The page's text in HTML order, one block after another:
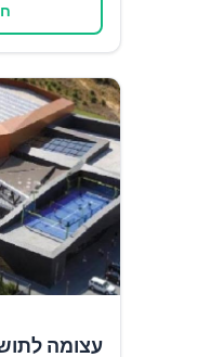
עצומה